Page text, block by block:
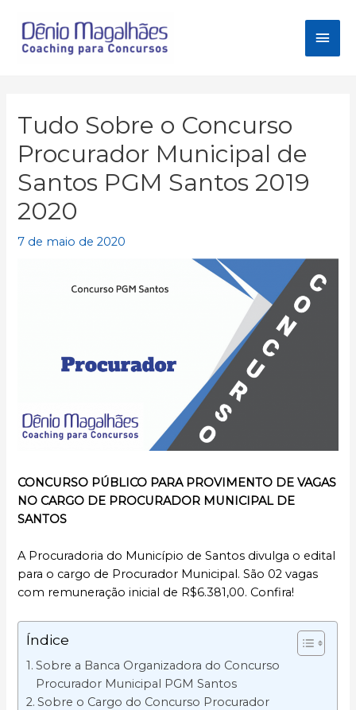
para
Tudo Sobre o Concurso
Procurador Municipal de
Santos PGM Santos 2019
2020
7 de maio de 2020
CONCURSO PÚBLICO PARA PROVIMENTO DE VAGAS
NO CARGO DE PROCURADOR MUNICIPAL DE
SANTOS
A Procuradoria do Município de Santos divulga o edital
para o cargo de Procurador Municipal. São 02 vagas
com remuneração inicial de R$6.381,00. Confira!
Índice
Sobre a Banca Organizadora do Concurso
Procurador Municipal PGM Santos
Sobre o Cargo do Concurso Procurador